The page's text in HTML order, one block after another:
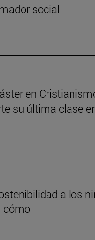
social
en
su última clase
a los
cómo